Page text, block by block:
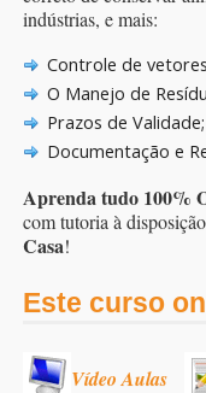
indústrias, e mais:
Controle de
O Manejo de
Prazos de Validade;
Documentação e
Aprenda tudo 100%
com tutoria à
Casa!
Este curso
Vídeo Aulas